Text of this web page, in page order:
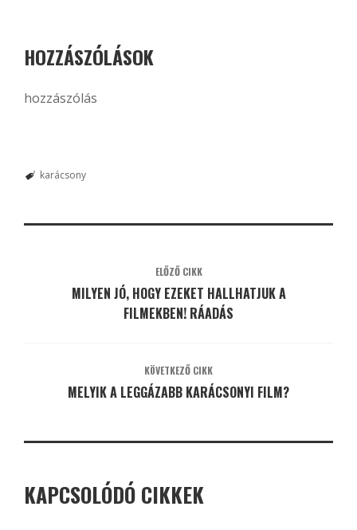
HOZZÁSZÓLÁSOK
hozzászólás
karácsony
ELŐZŐ CIKK
MILYEN JÓ, HOGY EZEKET HALLHATJUK A
FILMEKBEN! RÁADÁS
KÖVETKEZŐ CIKK
MELYIK A LEGGÁZABB KARÁCSONYI FILM?
KAPCSOLÓDÓ CIKKEK